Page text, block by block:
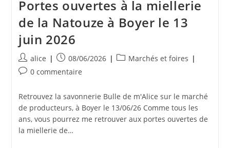
Portes ouvertes à la miellerie
de la Natouze à Boyer le 13
juin 2026
Auteur/autrice
de
alice
Publication
publiée :
08/06/2026
PostMarchés et foires
Commentaires
la
publication :
0 commentaire
Retrouvez la savonnerie Bulle de m'Alice sur le marché
de producteurs, à Boyer le 13/06/26 Comme tous les
ans, vous pourrez me retrouver aux portes ouvertes de
la miellerie de…